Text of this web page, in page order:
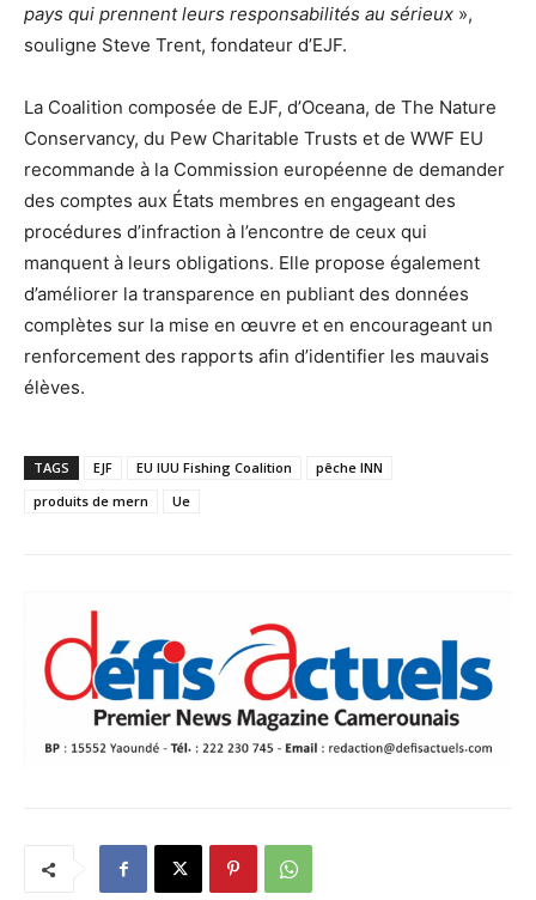
pays qui prennent leurs responsabilités au sérieux »,
souligne Steve Trent, fondateur d’EJF.
La Coalition composée de EJF, d’Oceana, de The Nature
Conservancy, du Pew Charitable Trusts et de WWF EU
recommande à la Commission européenne de demander
des comptes aux États membres en engageant des
procédures d’infraction à l’encontre de ceux qui
manquent à leurs obligations. Elle propose également
d’améliorer la transparence en publiant des données
complètes sur la mise en œuvre et en encourageant un
renforcement des rapports afin d’identifier les mauvais
élèves.
TAGS EJF EU IUU Fishing Coalition
pêche INN
produits de mern
Ue